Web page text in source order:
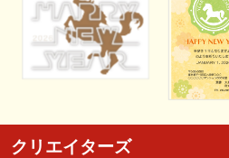
クリエイターズ